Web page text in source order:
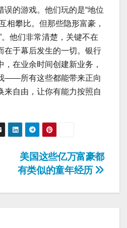
误的游戏。他们玩的是“地位
相攀比。但那些隐形富豪，
。他们非常清楚，关键不在
在于幕后发生的一切。银行
，在业余时间创建新业务，
——所有这些都能带来正向
来自由，让你有能力按照自
美国这些亿万富豪都
有类似的童年经历